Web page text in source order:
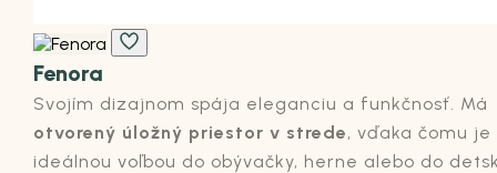
Fenora
Svojím dizajnom spája eleganciu a funkčnosť. Má
otvorený úložný priestor v strede, vďaka čomu je
ideálnou voľbou do obývačky, herne alebo do